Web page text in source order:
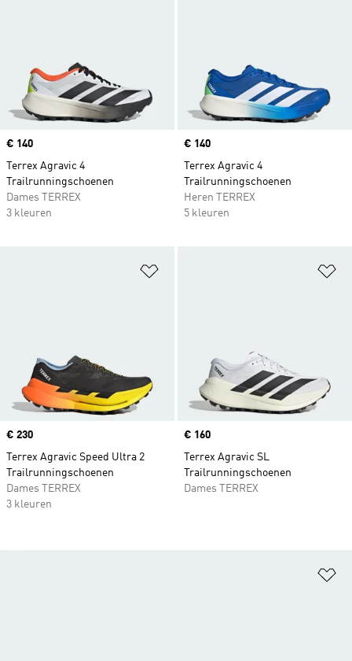
Price
€ 140
Terrex Agravic 4
Trailrunningschoenen
Dames TERREX
3 kleuren
Price
€ 140
Terrex Agravic 4
Trailrunningschoenen
Heren TERREX
5 kleuren
Price
€ 230
Terrex Agravic Speed Ultra 2
Trailrunningschoenen
Dames TERREX
3 kleuren
Price
€ 160
Terrex Agravic SL
Trailrunningschoenen
Dames TERREX